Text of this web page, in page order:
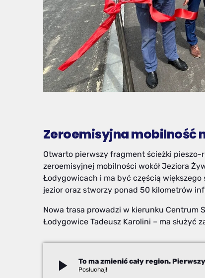
Zeroemisyjna mobilność
Otwarto pierwszy fragment ścieżki
zeroemisyjnej mobilności wokół Jeziora
Łodygowicach i ma być częścią większego
jezior oraz stworzy ponad 50 kilometrów
Nowa trasa prowadzi w kierunku Centrum
Łodygowice Tadeusz Karolini – ma służyć
play_arrow